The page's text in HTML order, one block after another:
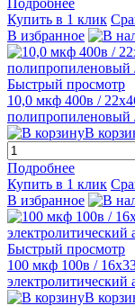
Купить в 1 клик
В избранное
Быстрый просмотр
10,0 мкф 400в /
полипропиленовый
В
Подробнее
Купить в 1 клик
В избранное
Быстрый просмотр
100 мкф 100в /
электролитический
В